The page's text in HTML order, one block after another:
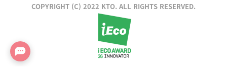
COPYRIGHT (C) 2022 KTO. ALL RIGHTS RESERVED.